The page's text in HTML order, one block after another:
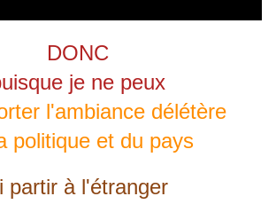
DONC
je ne peux
l'ambiance délétère
politique et du pays
partir à l'étranger